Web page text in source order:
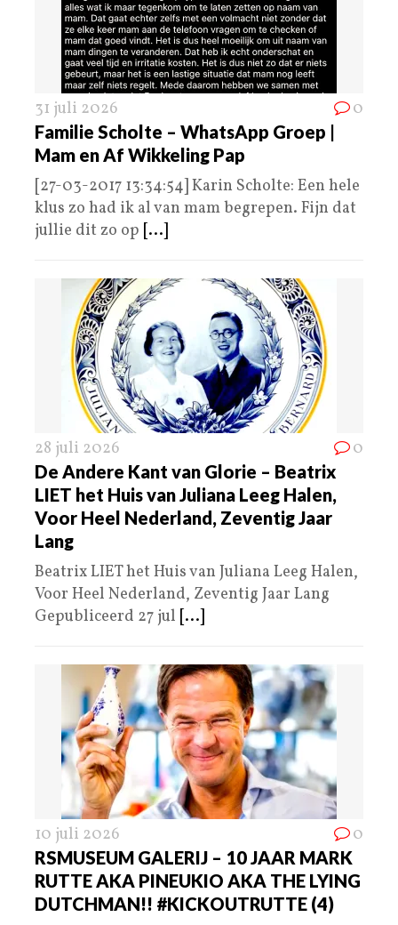
31 juli 2026 0
Familie Scholte – WhatsApp Groep |
Mam en Af Wikkeling Pap
[27-03-2017 13:34:54] Karin Scholte: Een hele
klus zo had ik al van mam begrepen. Fijn dat
jullie dit zo op [...]
28 juli 2026 0
De Andere Kant van Glorie – Beatrix
LIET het Huis van Juliana Leeg Halen,
Voor Heel Nederland, Zeventig Jaar
Lang
Beatrix LIET het Huis van Juliana Leeg Halen,
Voor Heel Nederland, Zeventig Jaar Lang
Gepubliceerd 27 jul [...]
10 juli 2026 0
RSMUSEUM GALERIJ – 10 JAAR MARK
RUTTE AKA PINEUKIO AKA THE LYING
DUTCHMAN!! #KICKOUTRUTTE (4)